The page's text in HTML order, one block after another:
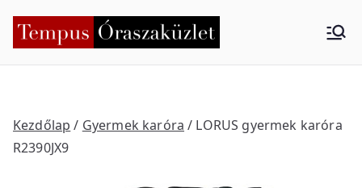
Tempus
küzlet
Kezdőlap / Gyermek karóra / LORUS gyermek karóra
R2390JX9